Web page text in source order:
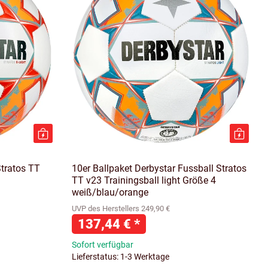
TT
10er Ballpaket Derbystar Fussball Stratos
TT v23 Trainingsball light Größe 4
weiß/blau/orange
UVP des Herstellers 249,90 €
137,44 € *
Sofort verfügbar
Lieferstatus: 1-3 Werktage